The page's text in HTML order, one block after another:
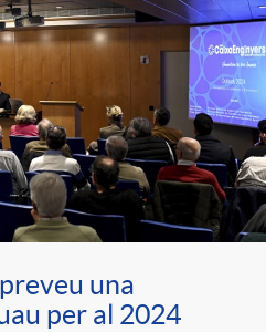
una
per al 2024